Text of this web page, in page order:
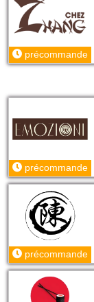
précommande
précommande
précommande